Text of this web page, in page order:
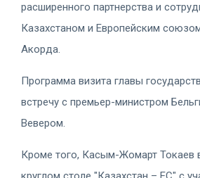
расширенного партнерства и
Казахстаном и Европейским
Акорда.
Программа визита главы
встречу с премьер-министром
Вевером.
Кроме того, Касым-Жомарт Токаев